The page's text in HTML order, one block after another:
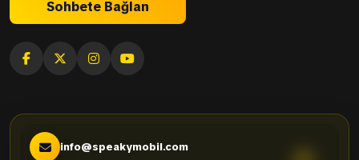
Sohbete Bağlan
info@speakymobil.com